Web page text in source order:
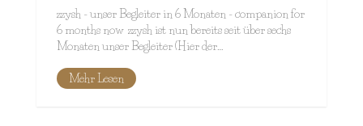
zzysh - unser Begleiter in 6 Monaten - companion for
6 months now zzysh ist nun bereits seit über sechs
Monaten unser Begleiter (Hier der…
Mehr Lesen